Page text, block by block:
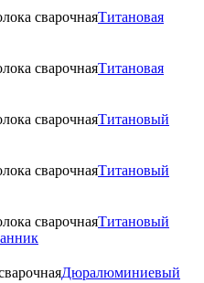
Титановая
Титановая
Титановый
Титановый
Титановый
Дюралюминиевый